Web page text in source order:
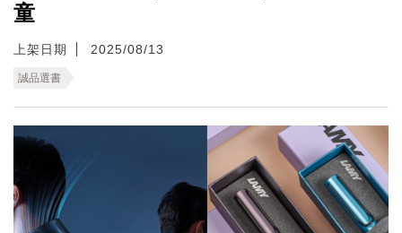
童
上架日期 2025/08/13
誠品選書